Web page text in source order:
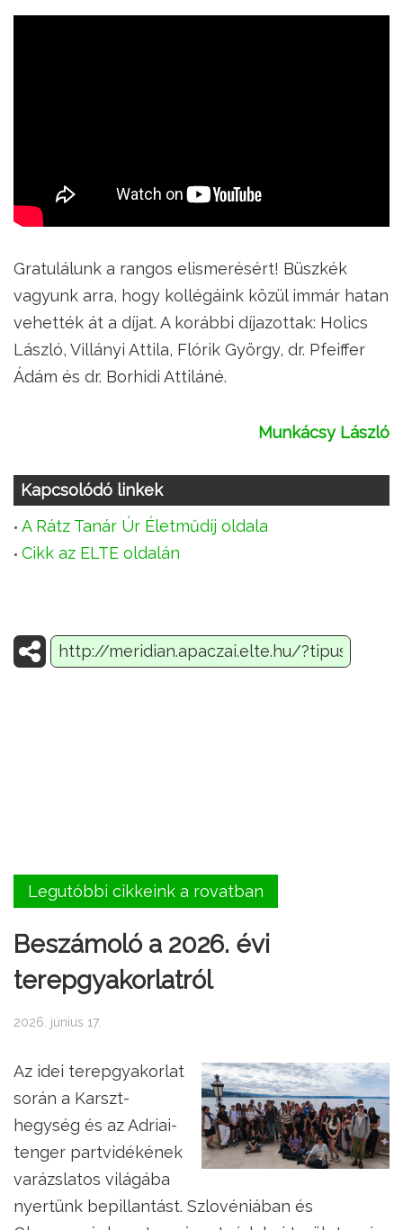
Gratulálunk a rangos elismerésért! Büszkék
vagyunk arra, hogy kollégáink közül immár hatan
vehették át a díjat. A korábbi díjazottak: Holics
László, Villányi Attila, Flórik György, dr. Pfeiffer
Ádám és dr. Borhidi Attiláné.
Munkácsy László
Kapcsolódó linkek
A Rátz Tanár Úr Életműdíj oldala
Cikk az ELTE oldalán
Legutóbbi cikkeink a rovatban
Beszámoló a 2026. évi
terepgyakorlatról
2026. június 17.
Az idei terepgyakorlat
során a Karszt-
hegység és az Adriai-
tenger partvidékének
varázslatos világába
nyertünk bepillantást. Szlovéniában és